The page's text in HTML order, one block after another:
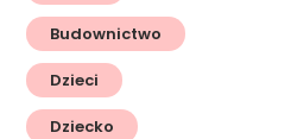
Budownictwo
Dzieci
Dziecko